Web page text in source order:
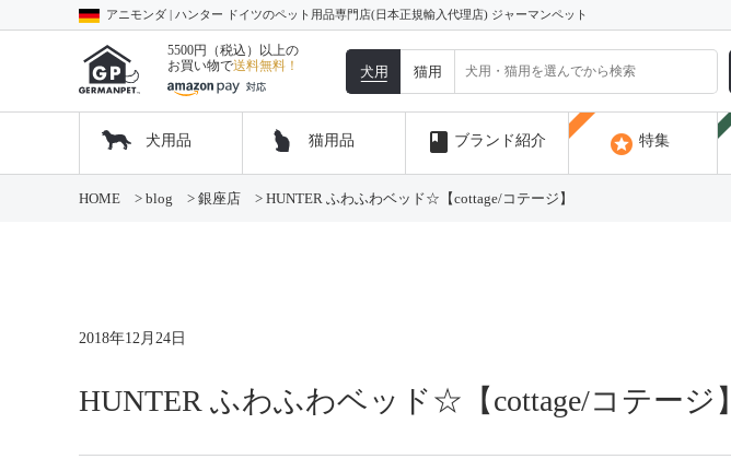
アニモンダ | ハンター ドイツのペット用品専門店(日本正規輸入代理店) ジャーマンペット
5500円（税込）以上の
お買い物で送料無料！ 犬用 猫用
犬用品 猫用品 book ブランド紹介 stars 特集
HOME > blog > 銀座店 > HUNTER ふわふわベッド☆【cottage/コテージ】
2018年12月24日
HUNTER ふわふわベッド☆【cottage/コテージ】